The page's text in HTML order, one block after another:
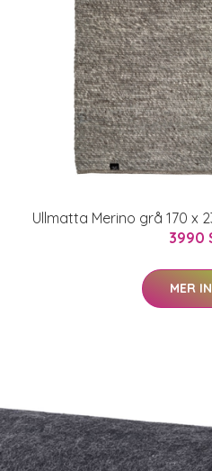
Ullmatta Merino grå 170 x
3990
MER